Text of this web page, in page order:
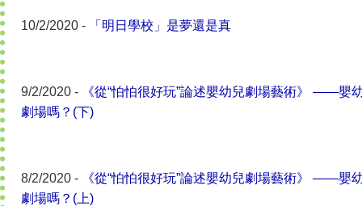
10/2/2020 - 「明日學校」是夢還是真
9/2/2020 -
《從“怕怕很好玩”論述嬰幼兒劇場藝術》 ——嬰
劇場嗎？(下)
8/2/2020 -
《從“怕怕很好玩”論述嬰幼兒劇場藝術》 ——嬰
劇場嗎？(上)